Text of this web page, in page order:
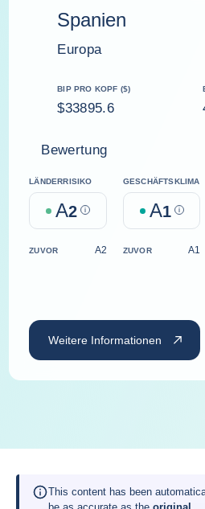
Spanien
Europa
BIP PRO KOPF ($)
$33895.6
Bewertung
LÄNDERRISIKO
A2 Help
GESCHÄFTSKLIMA
A1 Help
ZUVOR A2 ZUVOR A1
Weitere Informationen
This content has been